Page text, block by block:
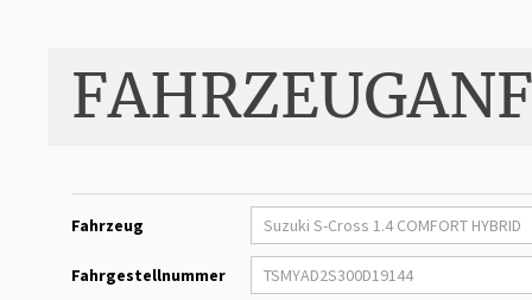
Fahrzeug
Fahrgestellnummer